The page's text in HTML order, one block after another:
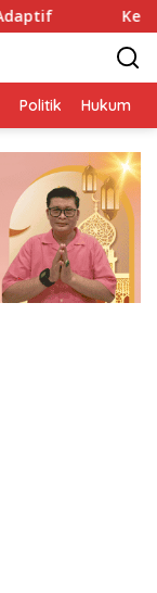
Kemlu RI Buka
Politik Hukum